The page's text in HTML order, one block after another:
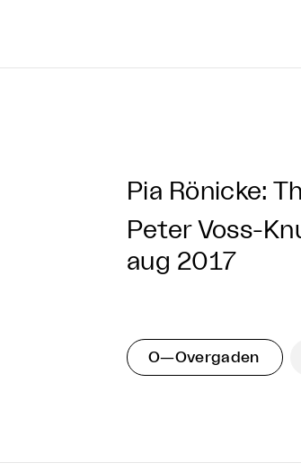
Pia Rönicke:
Peter Voss-
aug 2017
O—Overgaden